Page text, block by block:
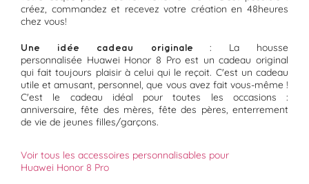
créez, commandez et recevez votre création en 48heures
chez vous!
Une idée cadeau originale : La housse
personnalisée Huawei Honor 8 Pro est un cadeau original
qui fait toujours plaisir à celui qui le reçoit. C'est un cadeau
utile et amusant, personnel, que vous avez fait vous-même !
C'est le cadeau idéal pour toutes les occasions :
anniversaire, fête des mères, fête des pères, enterrement
de vie de jeunes filles/garçons.
Voir tous les accessoires personnalisables pour
Huawei Honor 8 Pro